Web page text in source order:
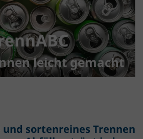
leicht gemacht
sortenreines Trennen